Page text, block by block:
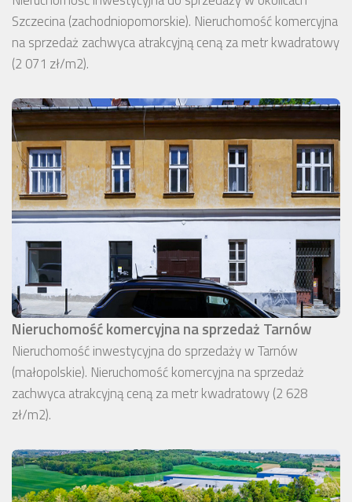
Szczecina (zachodniopomorskie). Nieruchomość komercyjna
na sprzedaż zachwyca atrakcyjną ceną za metr kwadratowy
(2 071 zł/m2).
Nieruchomość komercyjna na sprzedaż Tarnów
Nieruchomość inwestycyjna do sprzedaży w Tarnów
(małopolskie). Nieruchomość komercyjna na sprzedaż
zachwyca atrakcyjną ceną za metr kwadratowy (2 628
zł/m2).